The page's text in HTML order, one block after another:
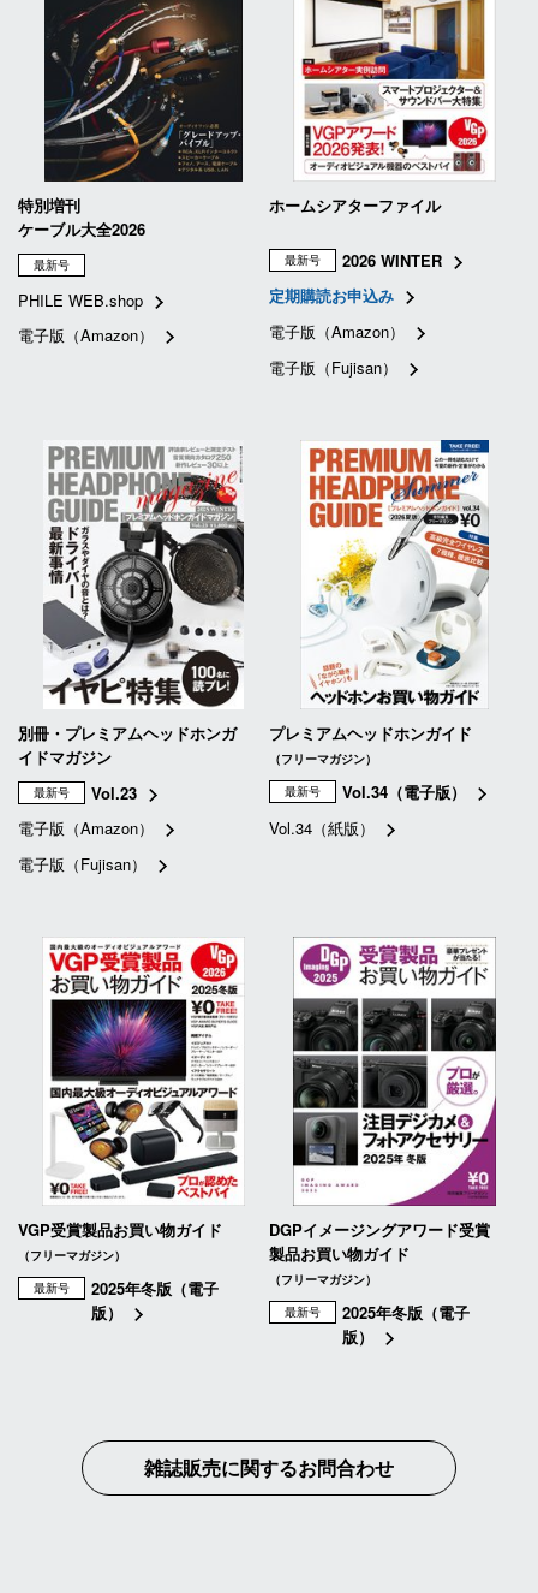
特別増刊
ケーブル大全2026
最新号
PHILE WEB.shop
電子版（Amazon）
ホームシアターファイル
最新号
2026 WINTER
定期購読お申込み
電子版（Amazon）
電子版（Fujisan）
別冊・プレミアムヘッドホンガ
イドマガジン
最新号
Vol.23
電子版（Amazon）
電子版（Fujisan）
プレミアムヘッドホンガイド
（フリーマガジン）
最新号
Vol.34（電子版）
Vol.34（紙版）
VGP受賞製品お買い物ガイド
（フリーマガジン）
最新号
2025年冬版（電子
版）
DGPイメージングアワード受賞
製品お買い物ガイド
（フリーマガジン）
最新号
2025年冬版（電子
版）
雑誌販売に関するお問合わせ